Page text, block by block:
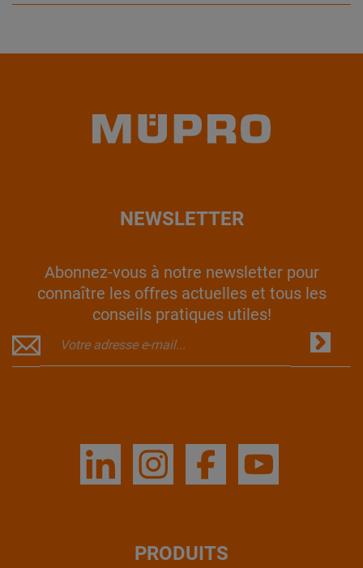
NEWSLETTER
Abonnez-vous à notre newsletter pour
connaître les offres actuelles et tous les
conseils pratiques utiles!
PRODUITS